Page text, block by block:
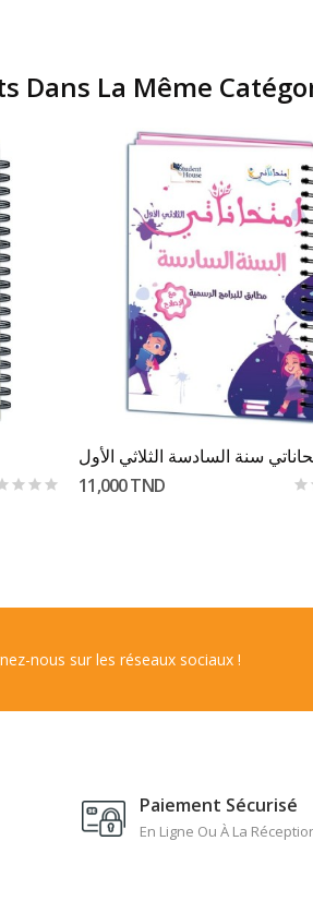
Dans La Même
Ajouter Au Panier
سنة السادسة الثلاثي الأول
11,000 TND
nous sur les réseaux sociaux !
Paiement Sécurisé
En Ligne Ou À La